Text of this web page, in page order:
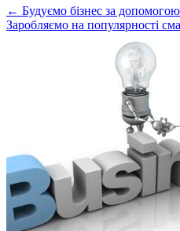
← Будуємо бізнес за
Заробляємо на популярності